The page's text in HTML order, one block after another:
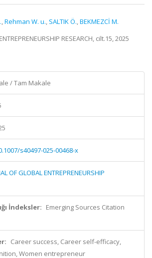
,Rehman W. u., SALTIK Ö.,BEKMEZCİ M.
RESEARCH, cilt.15, 2025
/ Tam Makale
s40497-025-00468-x
OF GLOBAL ENTREPRENEURSHIP
İndeksler: Emerging Sources Citation
Career success, Career self-efficacy,
Women entrepreneur